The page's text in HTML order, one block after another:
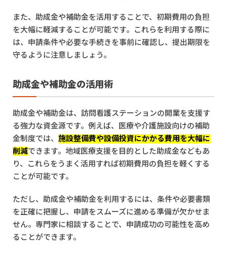
また、助成金や補助金を活用することで、初期費用の負担
を大幅に軽減することが可能です。これらを利用する際に
は、申請条件や必要な手続きを事前に確認し、提出期限を
守るように注意しましょう。
助成金や補助金の活用術
助成金や補助金は、訪問看護ステーションの開業を支援す
る強力な資金源です。例えば、医療や介護施設向けの補助
金制度では、 施設整備費や設備投資にかかる費用を大幅に
削減できます。地域医療支援を目的とした助成金などもあ
り、これらをうまく活用すれば初期費用の負担を軽くする
ことが可能です。
ただし、助成金や補助金を利用するには、条件や必要書類
を正確に把握し、申請をスムーズに進める準備が欠かせま
せん。専門家に相談することで、申請成功の可能性を高め
ることができます。